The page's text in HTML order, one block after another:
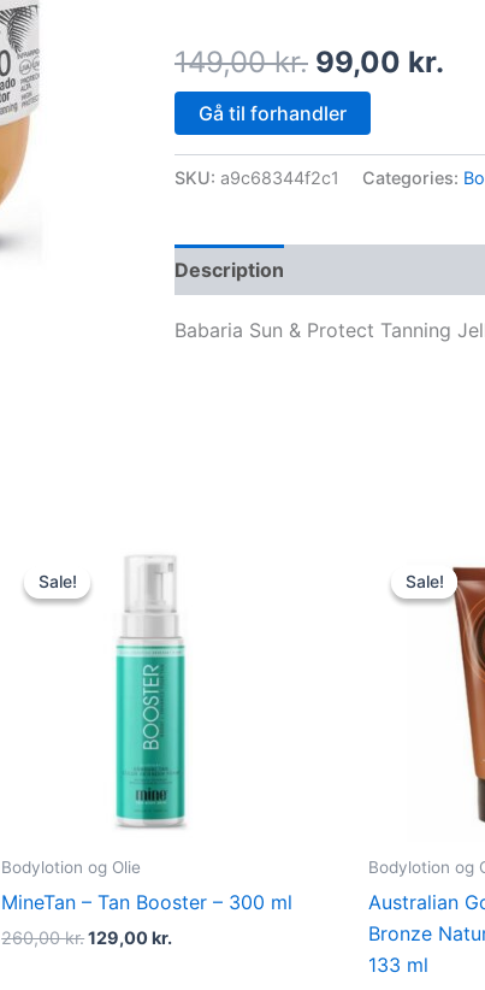
149,00kr. 99,00 kr.
Gå til forhandler
SKU: a9c68344f2c1 Categories:
Description
Babaria Sun & Protect Tanning
Sale!
Sale!
Bodylotion og Olie
MineTan – Tan Booster – 300 ml
260,00kr.
was:
260,00 kr..
129,00kr.
price
129,00 kr..
Sale!
Sale!
Bodylotion og
Australian
Bronze
133 ml